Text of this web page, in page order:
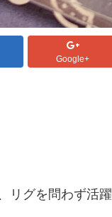
Google+
グを問わず活